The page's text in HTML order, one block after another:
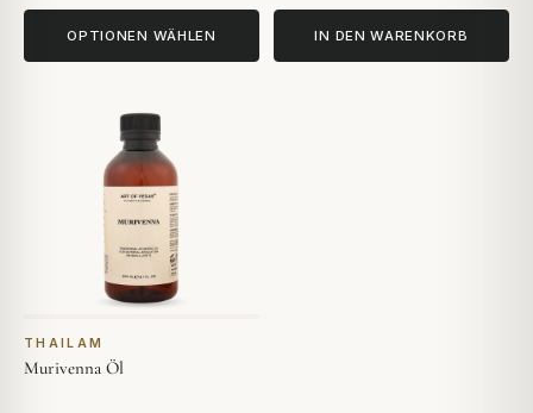
OPTIONEN WÄHLEN IN DEN WARENKORB
THAILAM
Murivenna Öl